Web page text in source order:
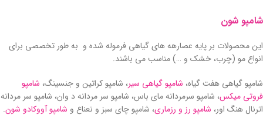
شامپو شون
این محصولات بر پایه عصارهه های گیاهی فرموله شده و به طور تخصصی برای
انواع مو (چرب، خشک و …) مناسب می باشند.
شامپو گیاهی هفت گیاه، شامپو گیاهی سیر، شامپو کراتین و جنسینگ، شامپو
فروتی میکس، شامپو سرمردانه مای باس، شامپو سر مردانه د وان، شامپو سر مردانه
اترنال هنگ اور، شامپو رز و رزماری، شامپو چای سبز و نعناع و شامپو آووکادو شون.